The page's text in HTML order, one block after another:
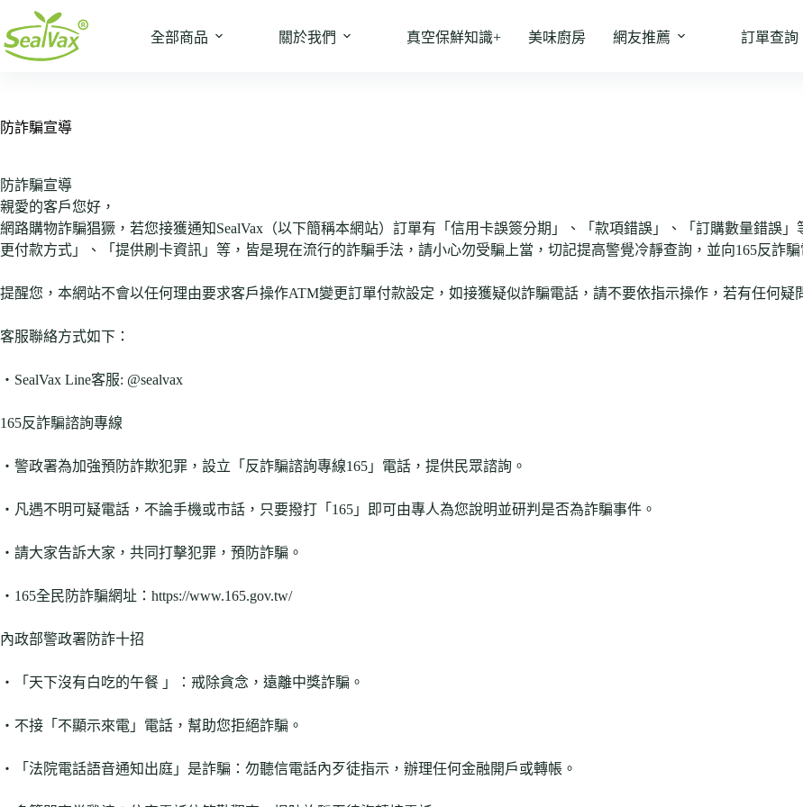
至
主
容
全部商品 關於我們 真空保鮮知識+ 美味廚房 網友推薦 訂單查詢
防詐騙宣導
防詐騙宣導
親愛的客戶您好，
網路購物詐騙猖獗，若您接獲通知SealVax（以下簡稱本網站）訂單有「信用卡誤簽分期」、「款項錯誤」、「訂購數量錯誤
更付款方式」、「提供刷卡資訊」等，皆是現在流行的詐騙手法，請小心勿受騙上當，切記提高警覺冷靜查詢，並向165反詐
提醒您，本網站不會以任何理由要求客戶操作ATM變更訂單付款設定，如接獲疑似詐騙電話，請不要依指示操作，若有任何疑
客服聯絡方式如下：
‧SealVax Line客服: @sealvax
165反詐騙諮詢專線
‧警政署為加強預防詐欺犯罪，設立「反詐騙諮詢專線165」電話，提供民眾諮詢。
‧凡遇不明可疑電話，不論手機或市話，只要撥打「165」即可由專人為您說明並研判是否為詐騙事件。
‧請大家告訴大家，共同打擊犯罪，預防詐騙。
‧165全民防詐騙網址：https://www.165.gov.tw/
內政部警政署防詐十招
‧「天下沒有白吃的午餐 」：戒除貪念，遠離中獎詐騙。
‧不接「不顯示來電」電話，幫助您拒絕詐騙。
‧「法院電話語音通知出庭」是詐騙：勿聽信電話內歹徒指示，辦理任何金融開戶或轉帳。